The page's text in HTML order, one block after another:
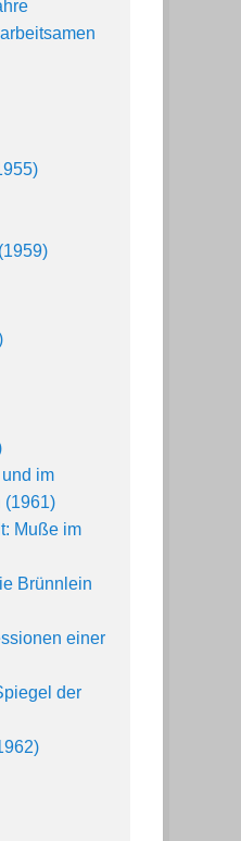
im
(1961)
Muße im
Brünnlein
einer
der